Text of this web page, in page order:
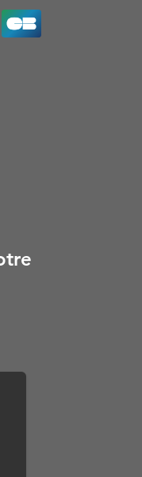
dans un nouvel onglet)